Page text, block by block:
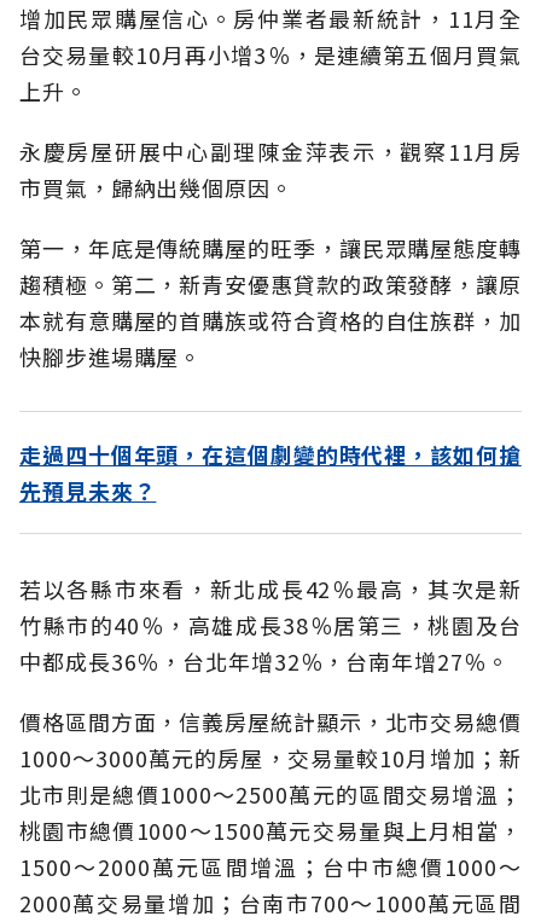
增加民眾購屋信心。房仲業者最新統計，11月全
台交易量較10月再小增3％，是連續第五個月買氣
上升。
永慶房屋研展中心副理陳金萍表示，觀察11月房
市買氣，歸納出幾個原因。
第一，年底是傳統購屋的旺季，讓民眾購屋態度轉
趨積極。第二，新青安優惠貸款的政策發酵，讓原
本就有意購屋的首購族或符合資格的自住族群，加
快腳步進場購屋。
走過四十個年頭，在這個劇變的時代裡，該如何搶
先預見未來？
若以各縣市來看，新北成長42％最高，其次是新
竹縣市的40％，高雄成長38％居第三，桃園及台
中都成長36％，台北年增32％，台南年增27％。
價格區間方面，信義房屋統計顯示，北市交易總價
1000～3000萬元的房屋，交易量較10月增加；新
北市則是總價1000～2500萬元的區間交易增溫；
桃園市總價1000～1500萬元交易量與上月相當，
1500～2000萬元區間增溫；台中市總價1000～
2000萬交易量增加；台南市700～1000萬元區間